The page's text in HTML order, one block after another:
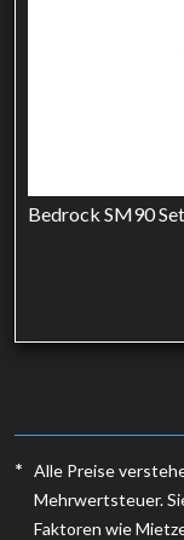
Bedrock SM90
* Alle Preise
Mehrwertsteuer.
Faktoren wie